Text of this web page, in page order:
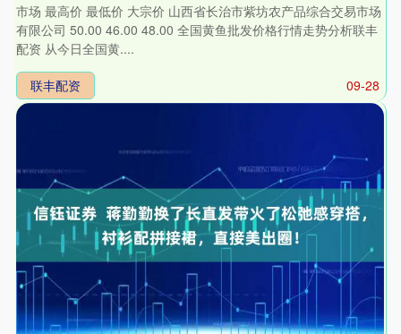
市场 最高价 最低价 大宗价 山西省长治市紫坊农产品综合交易市场
有限公司 50.00 46.00 48.00 全国黄鱼批发价格行情走势分析联丰
配资 从今日全国黄....
09-28
联丰配资